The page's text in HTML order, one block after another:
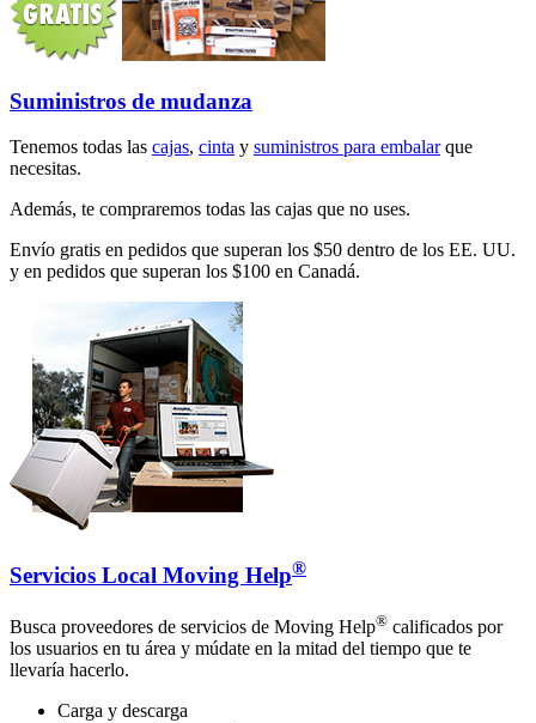
Suministros de mudanza
Tenemos todas las cajas, cinta y suministros para embalarque
necesitas.
Además, te compraremos todas las cajas que no uses.
Envío gratis en pedidos que superan los $50 dentro de los EE. UU.
y en pedidos que superan los $100 en Canadá.
Servicios Local Moving Help®
Busca proveedores de servicios de Moving Help® calificados por
los usuarios en tu área y múdate en la mitad del tiempo que te
llevaría hacerlo.
Carga y descarga